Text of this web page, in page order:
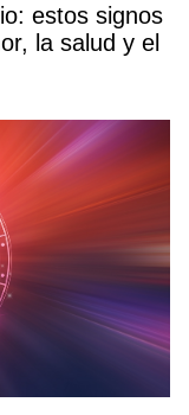
estos signos
la salud y el